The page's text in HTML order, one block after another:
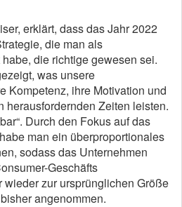
erklärt, dass das Jahr 2022
die man als
die richtige gewesen sei.
was unsere
Kompetenz, ihre Motivation und
herausfordernden Zeiten leisten.
Durch den Fokus auf das
man ein überproportionales
sodass das Unternehmen
Geschäfts
zur ursprünglichen Größe
angenommen.